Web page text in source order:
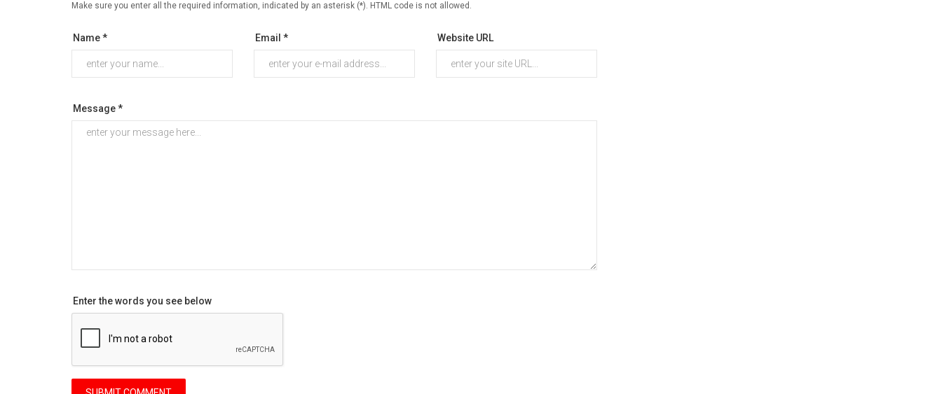
Make sure you enter all the required information, indicated by an asterisk (*). HTML code is not allowed.
Name * Email * Website URL
Message *
Enter the words you see below